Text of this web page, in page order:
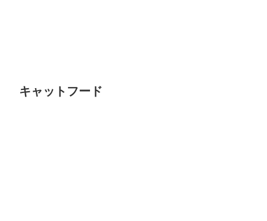
キャットフード